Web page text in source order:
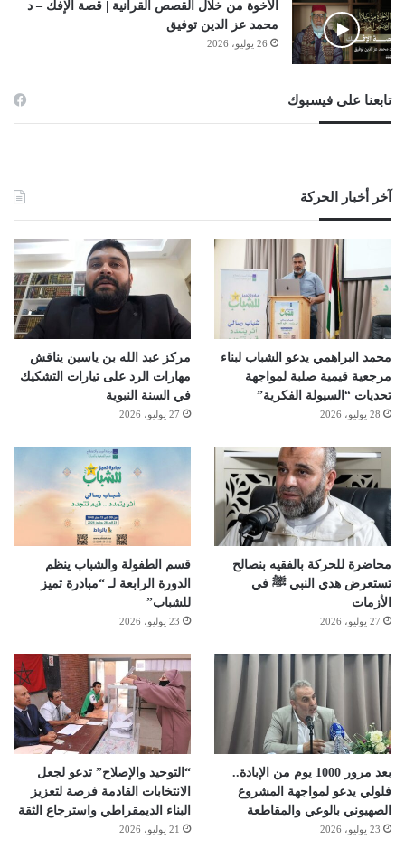
الأخوة من خلال القصص القرآنية | قصة الإفك – د
محمد عز الدين توفيق
26 يوليو، 2026
تابعنا على فيسبوك
آخر أخبار الحركة
محمد البراهمي يدعو الشباب لبناء
مرجعية قيمية صلبة لمواجهة
تحديات “السيولة الفكرية”
28 يوليو، 2026
مركز عبد الله بن ياسين يناقش
مهارات الرد على تيارات التشكيك
في السنة النبوية
27 يوليو، 2026
محاضرة للحركة بالفقيه بنصالح
تستعرض هدي النبي ﷺ في
الأزمات
27 يوليو، 2026
قسم الطفولة والشباب ينظم
الدورة الرابعة لـ “مبادرة تميز
للشباب”
23 يوليو، 2026
بعد مرور 1000 يوم من الإبادة..
فلولي يدعو لمواجهة المشروع
الصهيوني بالوعي والمقاطعة
23 يوليو، 2026
“التوحيد والإصلاح” تدعو لجعل
الانتخابات القادمة فرصة لتعزيز
البناء الديمقراطي واسترجاع الثقة
21 يوليو، 2026